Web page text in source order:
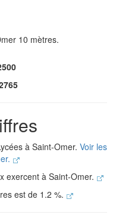
10 mètres.
à Saint-Omer. Voir les
exercent à Saint-Omer.
est de 1.2 %.